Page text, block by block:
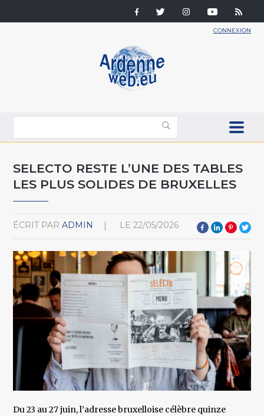
CONNEXION
SELECTO RESTE L’UNE DES TABLES
LES PLUS SOLIDES DE BRUXELLES
ÉCRIT PAR ADMIN LE 22/05/2026
Du 23 au 27 juin, l’adresse bruxelloise célèbre quinze